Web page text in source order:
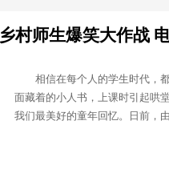
乡村师生爆笑大作战
相信在每个人的学生时代，都
面藏着的小人书，上课时引起哄
我们最美好的童年回忆。日前，